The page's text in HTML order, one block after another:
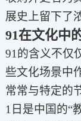
展史上留下了
91在文化中
91的含义不仅
些文化场景中
常常与特定的
1日是中国的“